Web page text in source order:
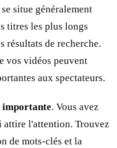
situe généralement
titres les plus longs
résultats de recherche.
vos vidéos peuvent
aux spectateurs.
importante. Vous avez
attire l'attention. Trouvez
de mots-clés et la